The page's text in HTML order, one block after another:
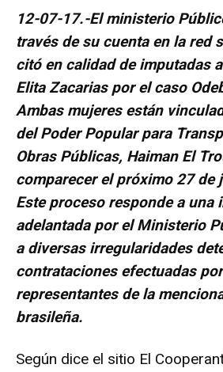
12-07-17.-El ministerio
través de su cuenta en la red
citó en calidad de imputadas
Elita Zacarias por el caso
Ambas mujeres están
del Poder Popular para
Obras Públicas, Haiman El
comparecer el próximo 27 de
Este proceso responde a una
adelantada por el Ministerio
a diversas irregularidades
contrataciones efectuadas
representantes de la
brasileña.
Según dice el sitio El